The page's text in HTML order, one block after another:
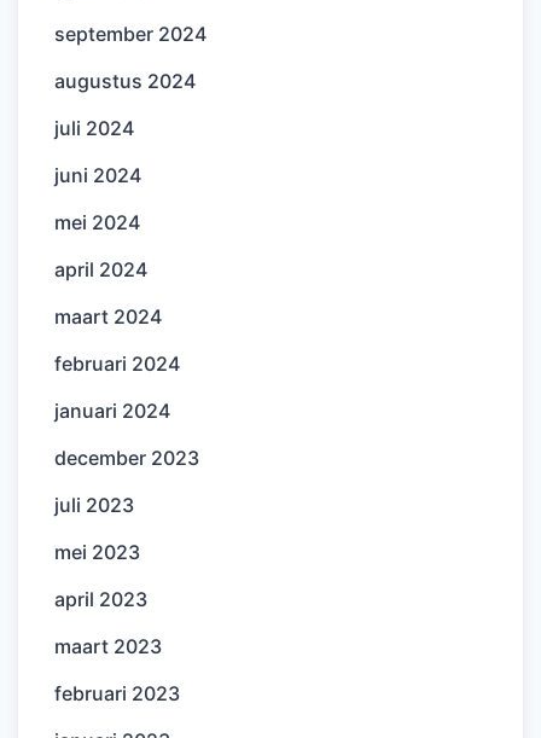
september 2024
augustus 2024
juli 2024
juni 2024
mei 2024
april 2024
maart 2024
februari 2024
januari 2024
december 2023
juli 2023
mei 2023
april 2023
maart 2023
februari 2023